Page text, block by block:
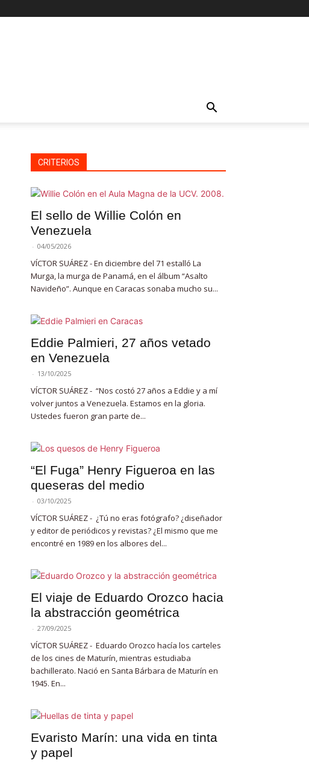
CRITERIOS
El sello de Willie Colón en
Venezuela
- 04/05/2026
VÍCTOR SUÁREZ - En diciembre del 71 estalló La
Murga, la murga de Panamá, en el álbum “Asalto
Navideño”. Aunque en Caracas sonaba mucho su...
Eddie Palmieri, 27 años vetado
en Venezuela
- 13/10/2025
VÍCTOR SUÁREZ - “Nos costó 27 años a Eddie y a mí
volver juntos a Venezuela. Estamos en la gloria.
Ustedes fueron gran parte de...
“El Fuga” Henry Figueroa en las
queseras del medio
- 03/10/2025
VÍCTOR SUÁREZ - ¿Tú no eras fotógrafo? ¿diseñador
y editor de periódicos y revistas? ¿El mismo que me
encontré en 1989 en los albores del...
El viaje de Eduardo Orozco hacia
la abstracción geométrica
- 27/09/2025
VÍCTOR SUÁREZ - Eduardo Orozco hacía los carteles
de los cines de Maturín, mientras estudiaba
bachillerato. Nació en Santa Bárbara de Maturín en
1945. En...
Evaristo Marín: una vida en tinta
y papel